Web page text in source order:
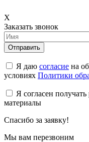
X
Заказать звонок
Отправить
Я даю согласие на
условиях Политики
Я согласен
материалы
Спасибо за заявку!
Мы вам перезвоним